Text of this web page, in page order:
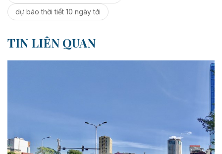
dự báo thời tiết 10 ngày tới
TIN LIÊN QUAN